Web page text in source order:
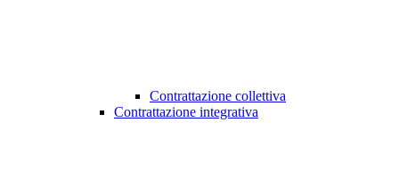
Contrattazione collettiva
Contrattazione integrativa